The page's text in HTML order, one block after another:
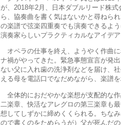
が、2018年2月、日本ダブルリード株
ら、協奏曲を書く気はないかと尋ねら
の楽譜で弦楽四重奏でも演奏できるよ
演奏家らしいプラクティカルなアイデ
オペラの仕事を終え、ようやく作曲
ナ禍がやってきた。緊急事態宣言が発
ない父に入れ歯の洗浄剤などを届け、
える母を電話口でなだめながら、楽譜を
全体的におだやかな楽想が支配的な
二楽章、快活なアレグロの第三楽章も
想してしずかに締めくくられる。ちな
ので書くのをためらうが）父が死んだ